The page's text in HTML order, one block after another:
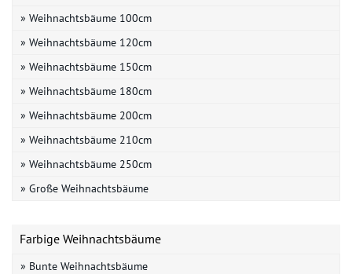
» Weihnachtsbäume 100cm
» Weihnachtsbäume 120cm
» Weihnachtsbäume 150cm
» Weihnachtsbäume 180cm
» Weihnachtsbäume 200cm
» Weihnachtsbäume 210cm
» Weihnachtsbäume 250cm
» Große Weihnachtsbäume
Farbige Weihnachtsbäume
» Bunte Weihnachtsbäume